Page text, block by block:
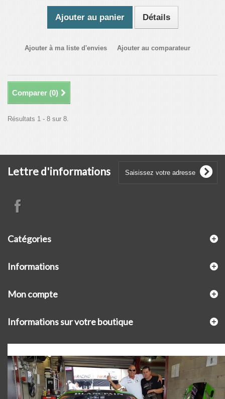
Ajouter au panier Détails
Ajouter à ma liste d'envies Ajouter au comparateur
Comparer (0)
Résultats 1 - 8 sur 8.
Lettre d'informations
Catégories
Informations
Mon compte
Informations sur votre boutique